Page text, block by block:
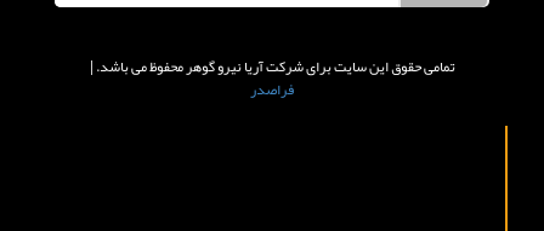
تمامی حقوق این سایت برای شرکت آریا نیرو گوهر محفوظ می باشد. |
فراصدر